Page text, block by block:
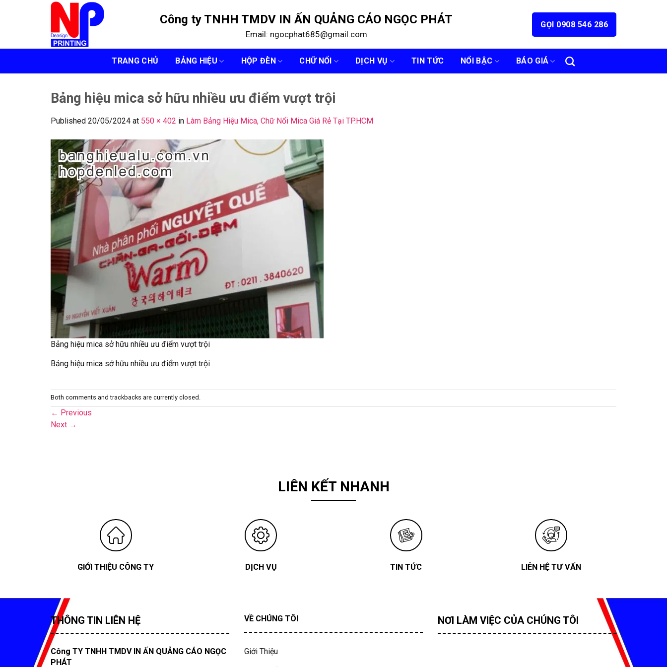
Công ty TNHH TMDV IN ẤN QUẢNG CÁO NGỌC PHÁT
Email: ngocphat685@gmail.com
GỌI 0908 546 286
TRANG CHỦ BẢNG HIỆU HỘP ĐÈN CHỮ NỔI DỊCH VỤ TIN TỨC NỔI BẬC BÁO GIÁ
Bảng hiệu mica sở hữu nhiều ưu điểm vượt trội
Published 20/05/2024 at 550 × 402 in Làm Bảng Hiệu Mica, Chữ Nổi Mica Giá Rẻ Tại TP.HCM
Bảng hiệu mica sở hữu nhiều ưu điểm vượt trội
Bảng hiệu mica sở hữu nhiều ưu điểm vượt trội
Both comments and trackbacks are currently closed.
← Previous
Next →
LIÊN KẾT NHANH
GIỚI THIỆU CÔNG TY DỊCH VỤ TIN TỨC LIÊN HỆ TƯ VẤN
THÔNG TIN LIÊN HỆ
Công TY TNHH TMDV IN ẤN QUẢNG CÁO NGỌC
PHÁT
VỀ CHÚNG TÔI
Giới Thiệu
NƠI LÀM VIỆC CỦA CHÚNG TÔI